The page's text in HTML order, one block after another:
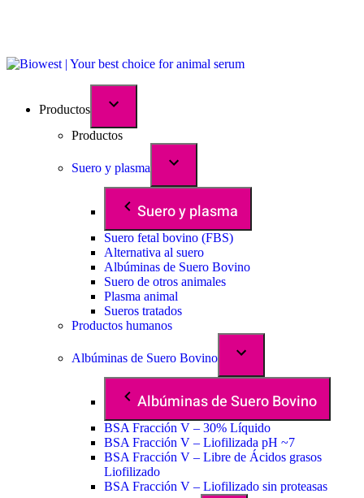
Productos
Productos
Suero y plasma
Suero y plasma
Suero fetal bovino (FBS)
Alternativa al suero
Albúminas de Suero Bovino
Suero de otros animales
Plasma animal
Sueros tratados
Productos humanos
Albúminas de Suero Bovino
Albúminas de Suero Bovino
BSA Fracción V – 30% Líquido
BSA Fracción V – Liofilizada pH ~7
BSA Fracción V – Libre de Ácidos grasos
Liofilizado
BSA Fracción V – Liofilizado sin proteasas